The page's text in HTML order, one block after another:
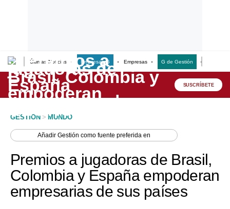
Últimas Noticias Empresas G Empresas G de Gestión
Lo último
Peru Quiosco
Economía
Mercados
SUSCRÍBETE
GESTION > MUNDO
AñadirGestión como fuente preferida en
Premios a jugadoras de Brasil,
Colombia y España empoderan
empresarias de sus países